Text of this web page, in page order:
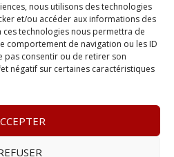
nous utilisons des technologies
et/ou accéder aux informations des
technologies nous permettra de
comportement de navigation ou les ID
pas consentir ou de retirer son
négatif sur certaines caractéristiques